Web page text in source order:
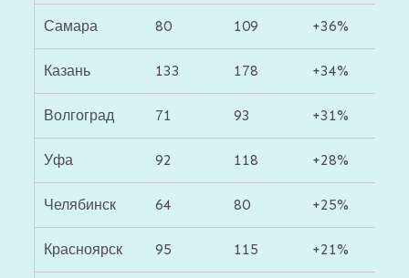
Самара 80 109 +36%
Казань 133 178 +34%
Волгоград 71 93 +31%
Уфа 92 118 +28%
Челябинск 64 80 +25%
Красноярск 95 115 +21%